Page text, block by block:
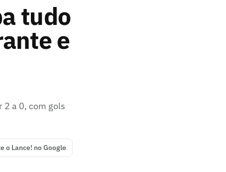
tudo
e
2 a 0, com gols
o Lance! no Google